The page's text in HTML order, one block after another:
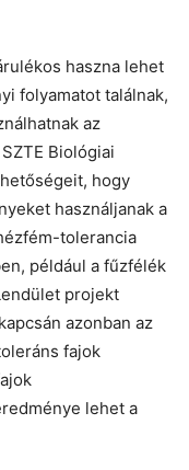
haszna lehet
folyamatot találnak,
az
Biológiai
hogy
használjanak a
tolerancia
például a fűzfélék
projekt
azonban az
fajok
lehet a